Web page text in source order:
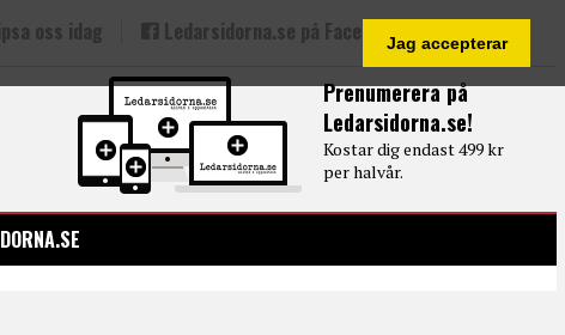
Jag accepterar
Prenumerera på
Ledarsidorna.se!
Kostar dig endast 499 kr
per halvår.
oss idag Ledarsidorna.se på Facebook